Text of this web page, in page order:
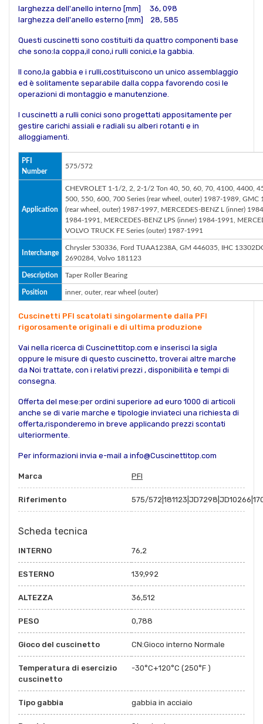
larghezza dell'anello interno [mm] 36, 098
larghezza dell'anello esterno [mm] 28, 585
Questi cuscinetti sono costituiti da quattro componenti base
che sono:la coppa,il cono,i rulli conici,e la gabbia.
Il cono,la gabbia e i rulli,costituiscono un unico assemblaggio
ed è solitamente separabile dalla coppa favorendo cosi le
operazioni di montaggio e manutenzione.
I cuscinetti a rulli conici sono progettati appositamente per
gestire carichi assiali e radiali su alberi rotanti e in
alloggiamenti.
PFI
Number
575/572
Application
CHEVROLET 1-1/2, 2, 2-1/2 Ton 40, 50, 60, 70, 4100, 4400,
500, 550, 600, 700 Series (rear wheel, outer) 1987-1989,
(rear wheel, outer) 1987-1997, MERCEDES-BENZ L (inner)
1984-1991, MERCEDES-BENZ LPS (inner) 1984-1991,
VOLVO TRUCK FE Series (outer) 1987-1991
Interchange
Chrysler 530336, Ford TUAA1238A, GM 446035, IHC
2690284, Volvo 181123
Description Taper Roller Bearing
Position inner, outer, rear wheel (outer)
Cuscinetti PFI scatolati singolarmente dalla PFI
rigorosamente originali e di ultima produzione
Vai nella ricerca di Cuscinettitop.com e inserisci la sigla
oppure le misure di questo cuscinetto, troverai altre marche
da Noi trattate, con i relativi prezzi , disponibilità e tempi di
consegna.
Offerta del mese:per ordini superiore ad euro 1000 di articoli
anche se di varie marche e tipologie inviateci una richiesta di
offerta,risponderemo in breve applicando prezzi scontati
ulteriormente.
Per informazioni invia e-mail a info@Cuscinettitop.com
Marca PFI
Riferimento 575/
Scheda tecnica
INTERNO 76,2
ESTERNO 139,992
ALTEZZA 36,512
PESO 0,788
Gioco del cuscinetto CN:Gioco interno Normale
Temperatura di esercizio
cuscinetto
-30°C+120°C (250°F )
Tipo gabbia gabbia in acciaio